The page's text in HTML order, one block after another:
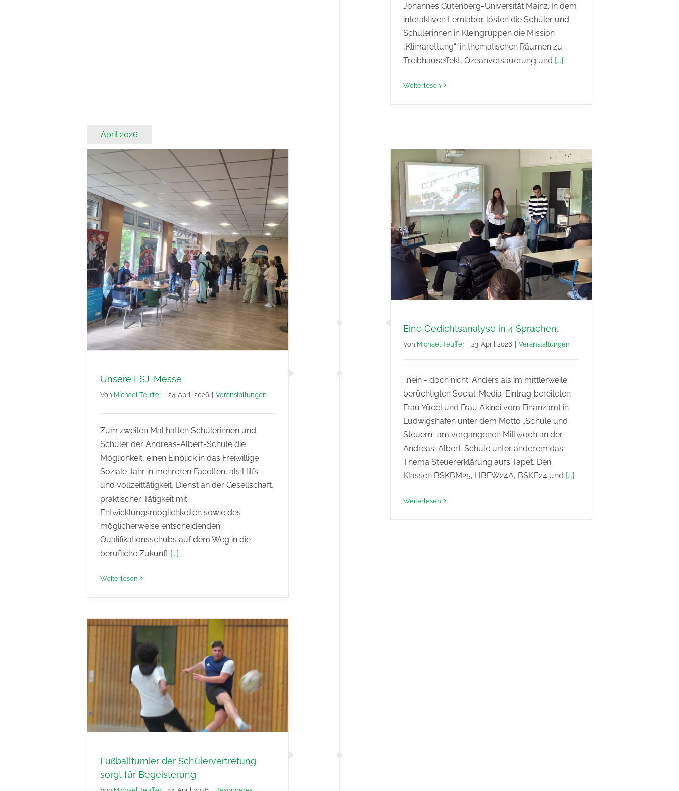
Johannes Gutenberg-Universität Mainz. In dem
interaktiven Lernlabor lösten die Schüler und
Schülerinnen in Kleingruppen die Mission
„Klimarettung“: in thematischen Räumen zu
Treibhauseffekt, Ozeanversauerung und [...]
Weiterlesen
April 2026
Unsere FSJ-Messe
Von Michael Teuffer | 24. April 2026 | Veranstaltungen
Zum zweiten Mal hatten Schülerinnen und
Schüler der Andreas-Albert-Schule die
Möglichkeit, einen Einblick in das Freiwillige
Soziale Jahr in mehreren Facetten, als Hilfs-
und Vollzeittätigkeit, Dienst an der Gesellschaft,
praktischer Tätigkeit mit
Entwicklungsmöglichkeiten sowie des
möglicherweise entscheidenden
Qualifikationsschubs auf dem Weg in die
berufliche Zukunft [...]
Weiterlesen
Eine Gedichtsanalyse in 4 Sprachen…
Von Michael Teuffer | 23. April 2026 | Veranstaltungen
…nein - doch nicht. Anders als im mittlerweile
berüchtigten Social-Media-Eintrag bereiteten
Frau Yücel und Frau Akinci vom Finanzamt in
Ludwigshafen unter dem Motto „Schule und
Steuern“ am vergangenen Mittwoch an der
Andreas-Albert-Schule unter anderem das
Thema Steuererklärung aufs Tapet. Den
Klassen BSKBM25, HBFW24A, BSKE24 und [...]
Weiterlesen
Fußballturnier der Schülervertretung
sorgt für Begeisterung